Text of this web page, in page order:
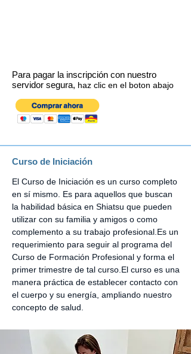
Para pagar la inscripción con nuestro
servidor segura, haz clic en el boton abajo
Curso de Iniciación
El Curso de Iniciación es un curso completo
en sí mismo. Es para aquellos que buscan
la habilidad básica en Shiatsu que pueden
utilizar con su familia y amigos o como
complemento a su trabajo profesional. Es un
requerimiento para seguir al programa del
Curso de Formación Profesional y forma el
primer trimestre de tal curso.El curso es una
manera práctica de establecer contacto con
el cuerpo y su energía, ampliando nuestro
concepto de salud.